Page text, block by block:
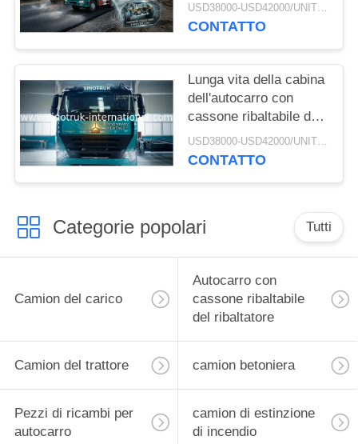
ribaltabile resistente
USD38000-USD42000/UNIT)negotiation MOQ:1 UNITÀ
CONTATTO
Lunga vita della cabina
dell'autocarro con
cassone ribaltabile del
ribaltatore di estrazione
mineraria di RHD
USD38000-USD42000/UNIT)negotiation MOQ:1 UNITÀ
CONTATTO
Categorie popolari Tutti
Camion del carico
Autocarro con
cassone ribaltabile
del ribaltatore
Camion del trattore camion betoniera
Pezzi di ricambi per
autocarro
camion di estinzione
di incendio